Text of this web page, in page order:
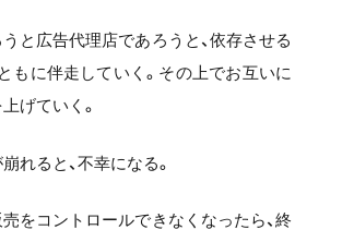
と広告代理店であろうと、依存させる
もに伴走していく。その上でお互いに
げていく。
れると、不幸になる。
をコントロールできなくなったら、終